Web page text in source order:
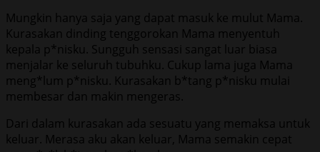
Mungkin hanya saja yang dapat masuk ke mulut Mama.
Kurasakan dinding tenggorokan Mama menyentuh
kepala p*nisku. Sungguh sensasi sangat luar biasa
menjalar ke seluruh tubuhku. Cukup lama juga Mama
meng*lum p*nisku. Kurasakan b*tang p*nisku mulai
membesar dan makin mengeras.
Dari dalam kurasakan ada sesuatu yang memaksa untuk
keluar. Merasa aku akan keluar, Mama semakin cepat